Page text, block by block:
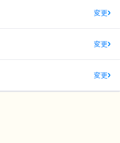
変更
変更
変更